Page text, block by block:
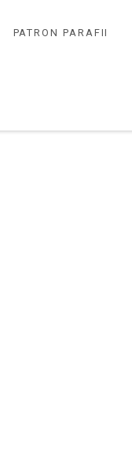
PATRON PARAFII